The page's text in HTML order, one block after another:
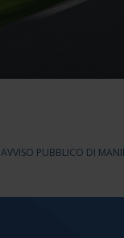
AVVISO PUBBLICO DI